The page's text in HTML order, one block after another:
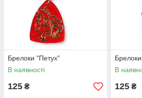
Брелоки "Петух"
В наявності
125 ₴
В
125 ₴